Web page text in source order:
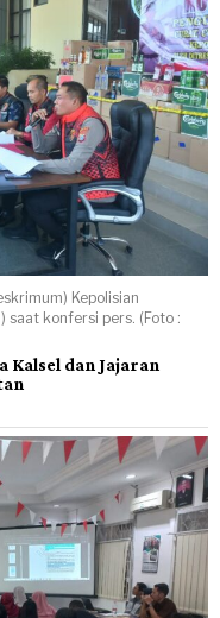
Kepolisian
saat konfersi pers. (Foto :
Kalsel dan Jajaran